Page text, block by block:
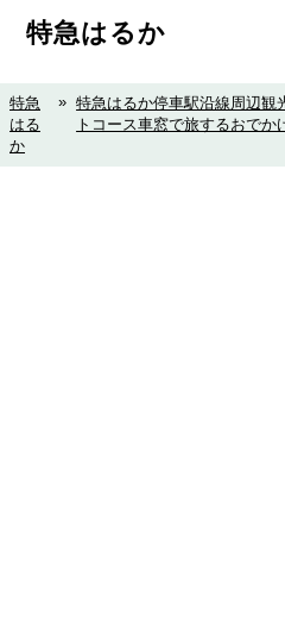
特急はるか
特急
はる
か
» 特急はるか停車駅沿線周辺観
トコース車窓で旅するおでか